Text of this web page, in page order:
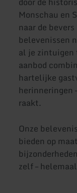
Monschau en
naar de
belevenissen
al je zintuigen
aanbod
hartelijke
herinneringen
raakt.
Onze
bieden op
zelf –